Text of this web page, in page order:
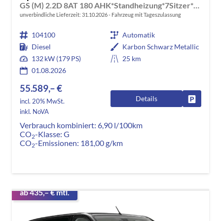
GS (M) 2.2D 8AT 180 AHK*Standheizung*7Sitzer*Leder*Android Auto*Navi*SHZ*Kamera
unverbindliche Lieferzeit: 31.10.2026 Fahrzeug mit Tageszulassung
104100
Automatik
Diesel
Karbon Schwarz Metallic
132 kW (179 PS)
25 km
01.08.2026
55.589,– €
incl. 20% MwSt.
inkl. NoVA
Details
Verbrauch kombiniert: 6,90 l/100km
CO2-Klasse: G
CO2-Emissionen: 181,00 g/km
ab 435,– € mtl.